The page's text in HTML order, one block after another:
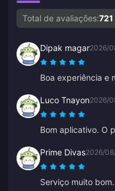
Total de avaliações:721
Dipak magar2026/
Boa experiência e
Luco Tnayon2026/
Bom aplicativo. O
Prime Divas2026/
Serviço muito bom.